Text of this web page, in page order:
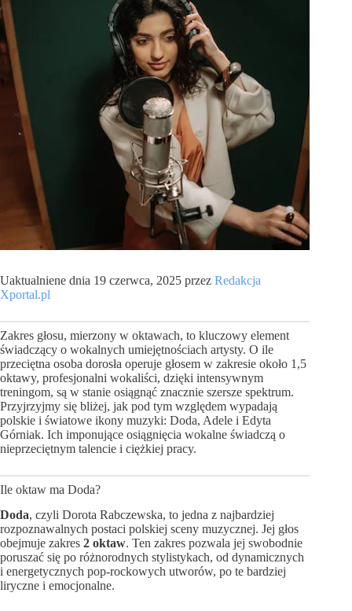
Uaktualniene dnia 19 czerwca, 2025 przez Redakcja
Xportal.pl
Zakres głosu, mierzony w oktawach, to kluczowy element
świadczący o wokalnych umiejętnościach artysty. O ile
przeciętna osoba dorosła operuje głosem w zakresie około 1,5
oktawy, profesjonalni wokaliści, dzięki intensywnym
treningom, są w stanie osiągnąć znacznie szersze spektrum.
Przyjrzyjmy się bliżej, jak pod tym względem wypadają
polskie i światowe ikony muzyki: Doda, Adele i Edyta
Górniak. Ich imponujące osiągnięcia wokalne świadczą o
nieprzeciętnym talencie i ciężkiej pracy.
Ile oktaw ma Doda?
Doda, czyli Dorota Rabczewska, to jedna z najbardziej
rozpoznawalnych postaci polskiej sceny muzycznej. Jej głos
obejmuje zakres 2 oktaw. Ten zakres pozwala jej swobodnie
poruszać się po różnorodnych stylistykach, od dynamicznych
i energetycznych pop-rockowych utworów, po te bardziej
liryczne i emocjonalne.